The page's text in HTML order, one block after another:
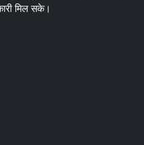
मिल सके।